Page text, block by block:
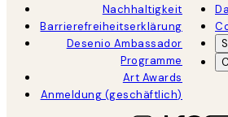
Nachhaltigkeit
Barrierefreiheitserklärung
Desenio Ambassador
Programme
Art Awards
Anmeldung (geschäftlich)